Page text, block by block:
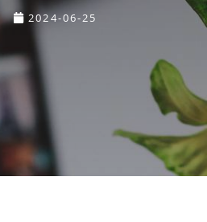
2024-06-25